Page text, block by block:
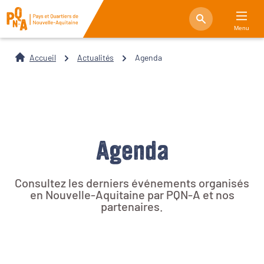
Menu
Accueil Actualités Agenda
Agenda
Consultez les derniers événements organisés
en Nouvelle-Aquitaine par PQN-A et nos
partenaires.